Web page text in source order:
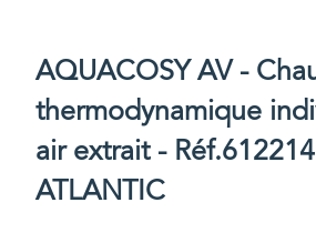
AQUACOSY AV -
thermodynamique
air extrait -
ATLANTIC